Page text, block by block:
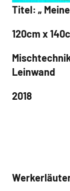
Titel: „
120cm x
Leinwand
2018